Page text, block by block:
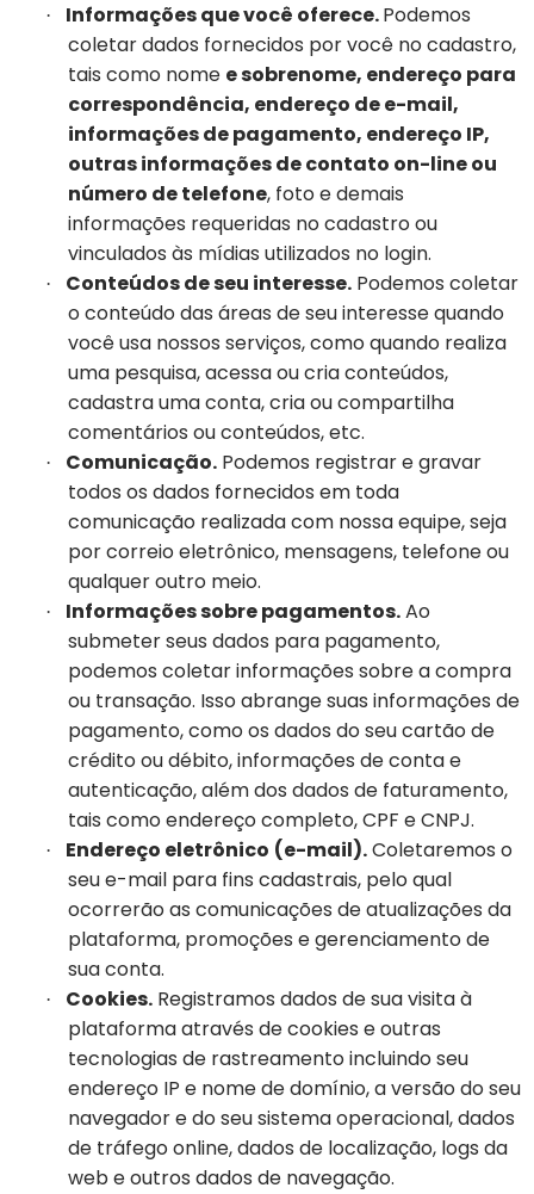
· Informações que você oferece.Podemos
coletar dados fornecidos por você no cadastro,
tais como nome e sobrenome, endereço para
correspondência, endereço de e-mail,
informações de pagamento, endereço IP,
outras informações de contato on-line ou
número de telefone, foto e demais
informações requeridas no cadastro ou
vinculados às mídias utilizados no login.
· Conteúdos de seu interesse. Podemos coletar
o conteúdo das áreas de seu interesse quando
você usa nossos serviços, como quando realiza
uma pesquisa, acessa ou cria conteúdos,
cadastra uma conta, cria ou compartilha
comentários ou conteúdos, etc.
· Comunicação. Podemos registrar e gravar
todos os dados fornecidos em toda
comunicação realizada com nossa equipe, seja
por correio eletrônico, mensagens, telefone ou
qualquer outro meio.
· Informações sobre pagamentos.Ao
submeter seus dados para pagamento,
podemos coletar informações sobre a compra
ou transação. Isso abrange suas informações de
pagamento, como os dados do seu cartão de
crédito ou débito, informações de conta e
autenticação, além dos dados de faturamento,
tais como endereço completo, CPF e CNPJ.
· Endereço eletrônico (e-mail).Coletaremos o
seu e-mail para fins cadastrais, pelo qual
ocorrerão as comunicações de atualizações da
plataforma, promoções e gerenciamento de
sua conta.
· Cookies. Registramos dados de sua visita à
plataforma através de cookies e outras
tecnologias de rastreamento incluindo seu
endereço IP e nome de domínio, a versão do seu
navegador e do seu sistema operacional, dados
de tráfego online, dados de localização, logs da
web e outros dados de navegação.